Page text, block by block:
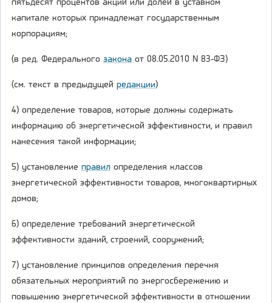
пятьдесят процентов акций или долей в уставном
капитале которых принадлежат государственным
корпорациям;
(в ред. Федерального закона от 08.05.2010 N 83-ФЗ)
(см. текст в предыдущей редакции)
4) определение товаров, которые должны содержать
информацию об энергетической эффективности, и правил
нанесения такой информации;
5) установление правил определения классов
энергетической эффективности товаров, многоквартирных
домов;
6) определение требований энергетической
эффективности зданий, строений, сооружений;
7) установление принципов определения перечня
обязательных мероприятий по энергосбережению и
повышению энергетической эффективности в отношении